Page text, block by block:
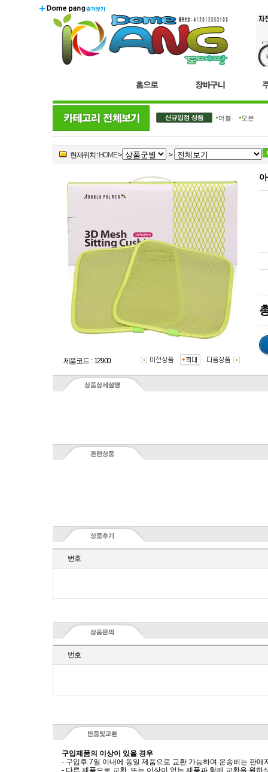
더블.. 오븐 ..
현재위치 : HOME> >
제품코드 : 12900
번호
번호
구입제품의 이상이 있을 경우
- 구입후 7일 이내에 동일 제품으로 교환 가능하며 운송비는 판매
- 다른 제품으로 교환, 또는 이상이 없는 제품과 함께 교환을 원하